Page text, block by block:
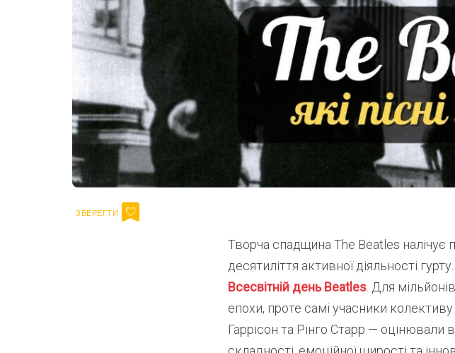
Творча спадщина The Beatles налічує
десятиліття активної діяльності
Всесвітній день Beatles . Для
епохи, проте самі учасники
Гаррісон та Рінго Старр — оцінювали